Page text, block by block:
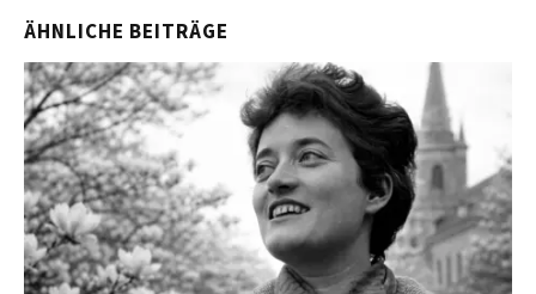
ÄHNLICHE BEITRÄGE